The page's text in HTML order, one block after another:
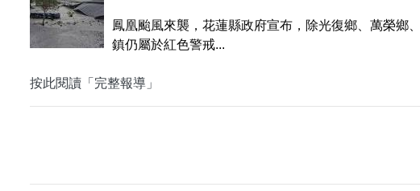
鳳凰颱風來襲，花蓮縣政府宣布，除光復鄉、萬榮鄉
鎮仍屬於紅色警戒...
按此閱讀「完整報導」